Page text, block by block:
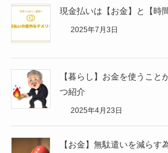
現金払いは【お金】と【時
2025年7月3日
【暮らし】お金を使うこと
つ紹介
2025年4月23日
【お金】無駄遣いを減らす